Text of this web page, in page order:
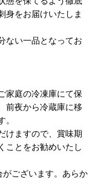
身をお届けいたしま
ない一品となってお
家庭の冷凍庫にて保
前夜から冷蔵庫に移
けますので、賞味期
ことをお勧めいたし
ございます。あらか